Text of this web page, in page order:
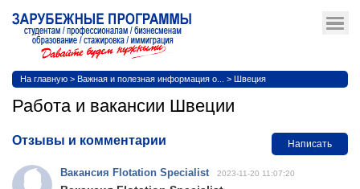
На главную > Важная и полезная информация о... > Швеция
Работа и вакансии Швеции
Отзывы и комментарии Написать
Вакансия Flotation Specialist 2023-11-20 11:07:20